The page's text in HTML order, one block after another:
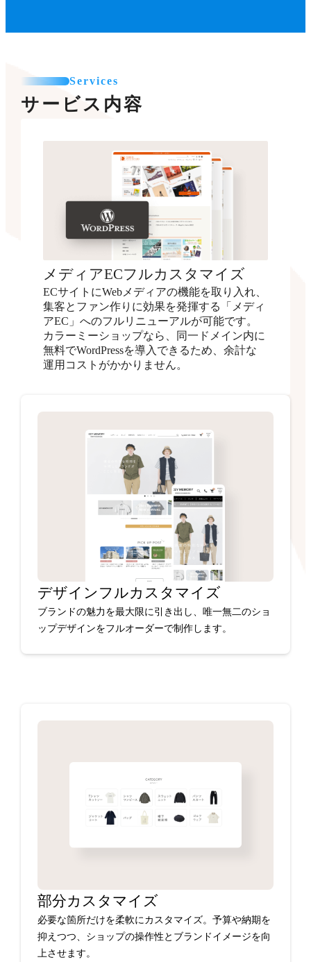
Services
サービス内容
メディアECフルカスタマイズ
ECサイトにWebメディアの機能を取り入れ、
集客とファン作りに効果を発揮する「メディ
アEC」へのフルリニューアルが可能です。
カラーミーショップなら、同一ドメイン内に
無料でWordPressを導入できるため、余計な
運用コストがかかりません。
デザインフルカスタマイズ
ブランドの魅力を最大限に引き出し、唯一無二のショ
ップデザインをフルオーダーで制作します。
部分カスタマイズ
必要な箇所だけを柔軟にカスタマイズ。予算や納期を
抑えつつ、ショップの操作性とブランドイメージを向
上させます。